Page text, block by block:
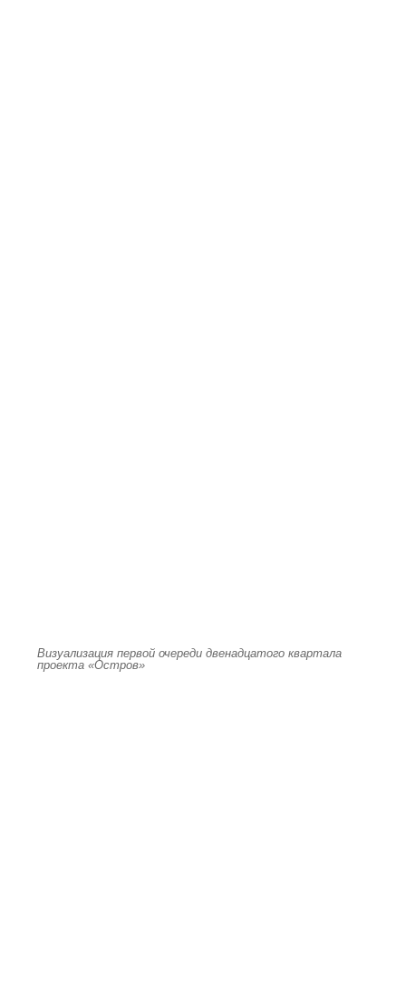
Визуализация первой очереди двенадцатого квартала
проекта «Остров»